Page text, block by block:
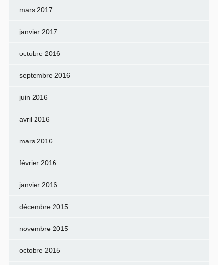
mars 2017
janvier 2017
octobre 2016
septembre 2016
juin 2016
avril 2016
mars 2016
février 2016
janvier 2016
décembre 2015
novembre 2015
octobre 2015